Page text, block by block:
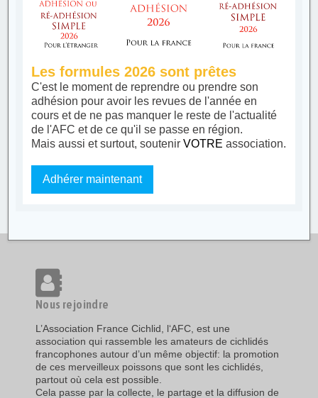
Les formules 2026 sont prêtes
C'est le moment de reprendre ou prendre son
adhésion pour avoir les revues de l'année en
cours et de ne pas manquer le reste de l'actualité
de l'AFC et de ce qu'il se passe en région.
Mais aussi et surtout, soutenirVOTRE association.
Adhérer maintenant
Nous rejoindre
L’Association France Cichlid, l‘AFC, est une
association qui rassemble les amateurs de cichlidés
francophones autour d’un même objectif: la promotion
de ces merveilleux poissons que sont les cichlidés,
partout où cela est possible.
Cela passe par la collecte, le partage et la diffusion de